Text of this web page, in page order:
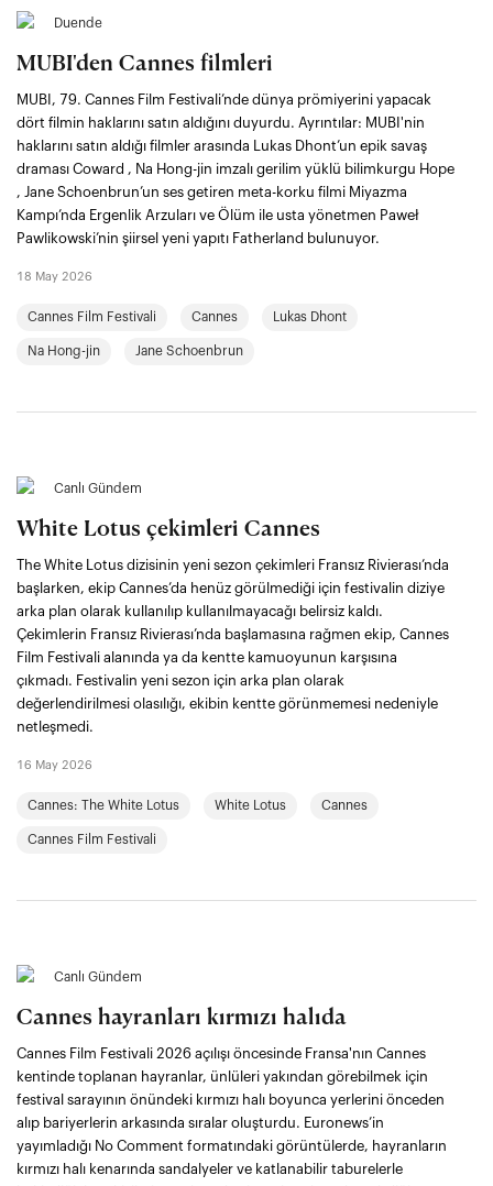
Duende
MUBI'den Cannes filmleri
MUBI, 79. Cannes Film Festivali’nde dünya prömiyerini yapacak
dört filmin haklarını satın aldığını duyurdu. Ayrıntılar: MUBI'nin
haklarını satın aldığı filmler arasında Lukas Dhont’un epik savaş
draması Coward , Na Hong-jin imzalı gerilim yüklü bilimkurgu Hope
, Jane Schoenbrun’un ses getiren meta-korku filmi Miyazma
Kampı’nda Ergenlik Arzuları ve Ölüm ile usta yönetmen Paweł
Pawlikowski’nin şiirsel yeni yapıtı Fatherland bulunuyor.
18 May 2026
Cannes Film Festivali Cannes Lukas Dhont
Na Hong-jin Jane Schoenbrun
Canlı Gündem
White Lotus çekimleri Cannes
The White Lotus dizisinin yeni sezon çekimleri Fransız Rivierası’nda
başlarken, ekip Cannes’da henüz görülmediği için festivalin diziye
arka plan olarak kullanılıp kullanılmayacağı belirsiz kaldı.
Çekimlerin Fransız Rivierası’nda başlamasına rağmen ekip, Cannes
Film Festivali alanında ya da kentte kamuoyunun karşısına
çıkmadı. Festivalin yeni sezon için arka plan olarak
değerlendirilmesi olasılığı, ekibin kentte görünmemesi nedeniyle
netleşmedi.
16 May 2026
Cannes: The White Lotus White Lotus Cannes
Cannes Film Festivali
Canlı Gündem
Cannes hayranları kırmızı halıda
Cannes Film Festivali 2026 açılışı öncesinde Fransa'nın Cannes
kentinde toplanan hayranlar, ünlüleri yakından görebilmek için
festival sarayının önündeki kırmızı halı boyunca yerlerini önceden
alıp bariyerlerin arkasında sıralar oluşturdu. Euronews’in
yayımladığı No Comment formatındaki görüntülerde, hayranların
kırmızı halı kenarında sandalyeler ve katlanabilir taburelerle